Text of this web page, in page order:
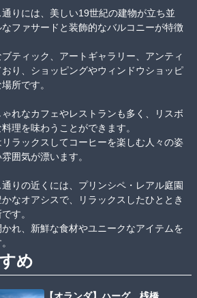
りには、美しい19世紀の建物が立ち並
ファサードと装飾的なバルコニーが特徴
ティック、アートギャラリー、アンティ
り、ショッピングやウィンドウショッピ
所です。
れなカフェやレストランも多く、リスボ
理を味わうことができます。
ラックスしてコーヒーを楽しむ人々の姿
囲気が漂います。
りの近くには、プリンシペ・レアル庭園
なオアシスで、リラックスしたひととき
す。
れ、新鮮な食材やユニークなアイテムを
め